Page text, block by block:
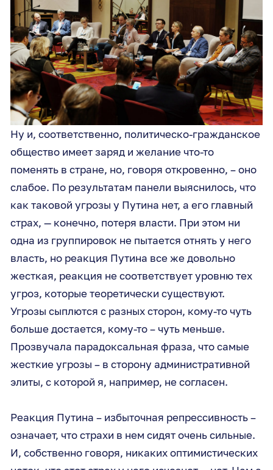
Ну и, соответственно, политическо-гражданское
общество имеет заряд и желание что-то
поменять в стране, но, говоря откровенно, – оно
слабое. По результатам панели выяснилось, что
как таковой угрозы у Путина нет, а его главный
страх, — конечно, потеря власти. При этом ни
одна из группировок не пытается отнять у него
власть, но реакция Путина все же довольно
жесткая, реакция не соответствует уровню тех
угроз, которые теоретически существуют.
Угрозы сыплются с разных сторон, кому-то чуть
больше достается, кому-то – чуть меньше.
Прозвучала парадоксальная фраза, что самые
жесткие угрозы – в сторону административной
элиты, с которой я, например, не согласен.
Реакция Путина – избыточная репрессивность –
означает, что страхи в нем сидят очень сильные.
И, собственно говоря, никаких оптимистических